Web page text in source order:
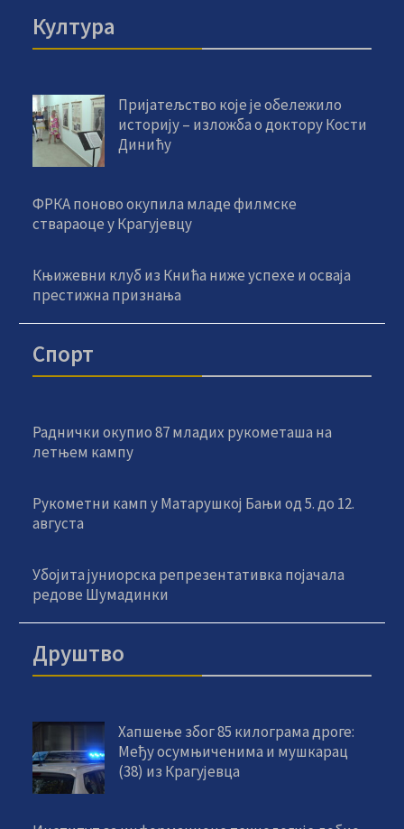
Култура
Пријатељство које је обележило
историју – изложба о доктору Кости
Динићу
ФРКА поново окупила младе филмске
ствараоце у Крагујевцу
Књижевни клуб из Кнића ниже успехе и осваја
престижна признања
Спорт
Раднички окупио 87 младих рукометаша на
летњем кампу
Рукометни камп у Матарушкој Бањи од 5. до 12.
августа
Убојита јуниорска репрезентативка појачала
редове Шумадинки
Друштво
Хапшење због 85 килограма дроге:
Међу осумњиченима и мушкарац
(38) из Крагујевца